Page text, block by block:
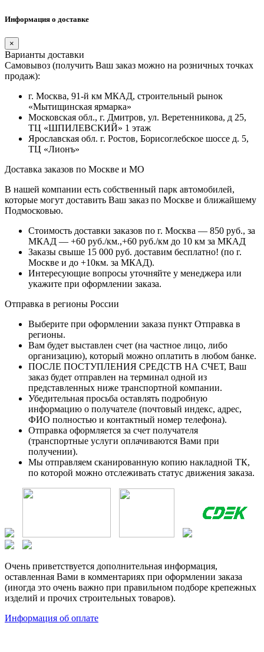
Информация о доставке
×
Варианты доставки
Самовывоз (получить Ваш заказ можно на розничных точках
продаж):
г. Москва, 91-й км МКАД, строительный рынок
«Мытищинская ярмарка»
Московская обл., г. Дмитров, ул. Веретенникова, д 25,
ТЦ «ШПИЛЕВСКИЙ» 1 этаж
Ярославская обл. г. Ростов, Борисоглебское шоссе д. 5,
ТЦ «Лионъ»
Доставка заказов по Москве и МО
В нашей компании есть собственный парк автомобилей,
которые могут доставить Ваш заказ по Москве и ближайшему
Подмосковью.
Стоимость доставки заказов по г. Москва — 850 руб., за
МКАД — +60 руб./км.,+60 руб./км до 10 км за МКАД
Заказы свыше 15 000 руб. доставим бесплатно! (по г.
Москве и до +10км. за МКАД).
Интересующие вопросы уточняйте у менеджера или
укажите при оформлении заказа.
Отправка в регионы России
Выберите при оформлении заказа пункт Отправка в
регионы.
Вам будет выставлен счет (на частное лицо, либо
организацию), который можно оплатить в любом банке.
ПОСЛЕ ПОСТУПЛЕНИЯ СРЕДСТВ НА СЧЕТ, Ваш
заказ будет отправлен на терминал одной из
представленных ниже транспортной компании.
Убедительная просьба оставлять подробную
информацию о получателе (почтовый индекс, адрес,
ФИО полностью и контактный номер телефона).
Отправка оформляется за счет получателя
(транспортные услуги оплачиваются Вами при
получении).
Мы отправляем сканированную копию накладной ТК,
по которой можно отслеживать статус движения заказа.
Очень приветствуется дополнительная информация,
оставленная Вами в комментариях при оформлении заказа
(иногда это очень важно при правильном подборе крепежных
изделий и прочих строительных товаров).
Информация об оплате